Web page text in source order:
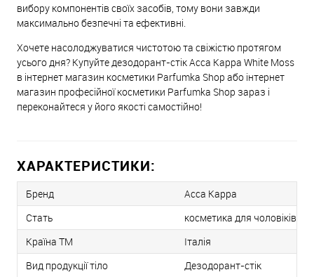
вибору компонентів своїх засобів, тому вони завжди
максимально безпечні та ефективні.
Хочете насолоджуватися чистотою та свіжістю протягом
усього дня? Купуйте дезодорант-стік Acca Kappa White Moss
в інтернет магазин косметики Parfumka Shop або інтернет
магазин професійної косметики Parfumka Shop зараз і
переконайтеся у його якості самостійно!
ХАРАКТЕРИСТИКИ:
Бренд
Acca Kappa
Стать
косметика для чоловіків
Країна ТМ
Італія
Вид продукції тіло
Дезодорант-стік